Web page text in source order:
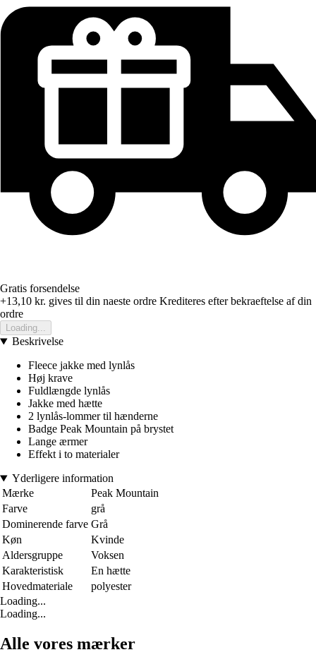
Gratis forsendelse
+13,10 kr. gives til din naeste ordre Krediteres efter bekraeftelse af din
ordre
Loading...
Beskrivelse
Fleece jakke med lynlås
Høj krave
Fuldlængde lynlås
Jakke med hætte
2 lynlås-lommer til hænderne
Badge Peak Mountain på brystet
Lange ærmer
Effekt i to materialer
Yderligere information
Mærke
Peak Mountain
Farve
grå
Dominerende farve Grå
Køn
Kvinde
Aldersgruppe
Voksen
Karakteristisk
En hætte
Hovedmateriale
polyester
Loading...
Loading...
Alle vores mærker